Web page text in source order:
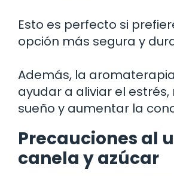
Esto es perfecto si
opción más segura y
Además, la
ayudar a aliviar el
sueño y aumentar la
Precauciones al
canela y azúcar